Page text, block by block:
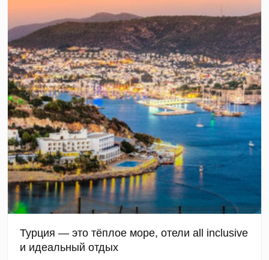
Турция — это тёплое море, отели all inclusive
и идеальный отдых